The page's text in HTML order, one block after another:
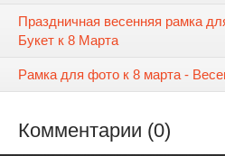
Праздничная весенняя рамка
Букет к 8 Марта
Рамка для фото к 8 марта -
Комментарии (0)